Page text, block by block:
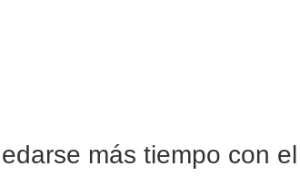
más tiempo con